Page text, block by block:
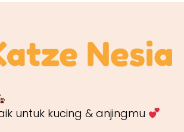
untuk kucing & anjingmu